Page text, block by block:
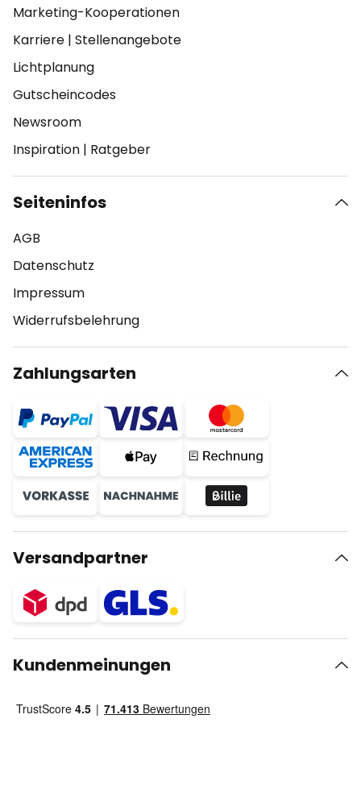
Marketing-Kooperationen
Karriere | Stellenangebote
Lichtplanung
Gutscheincodes
Newsroom
Inspiration | Ratgeber
Seiteninfos
AGB
Datenschutz
Impressum
Widerrufsbelehrung
Zahlungsarten
Versandpartner
Kundenmeinungen